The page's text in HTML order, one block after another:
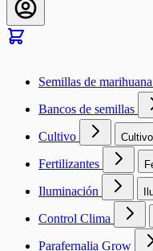
Semillas de marihuana
Bancos de semillas
Cultivo Cultivo
Fertilizantes
Iluminación
Control Clima
Parafernalia Grow